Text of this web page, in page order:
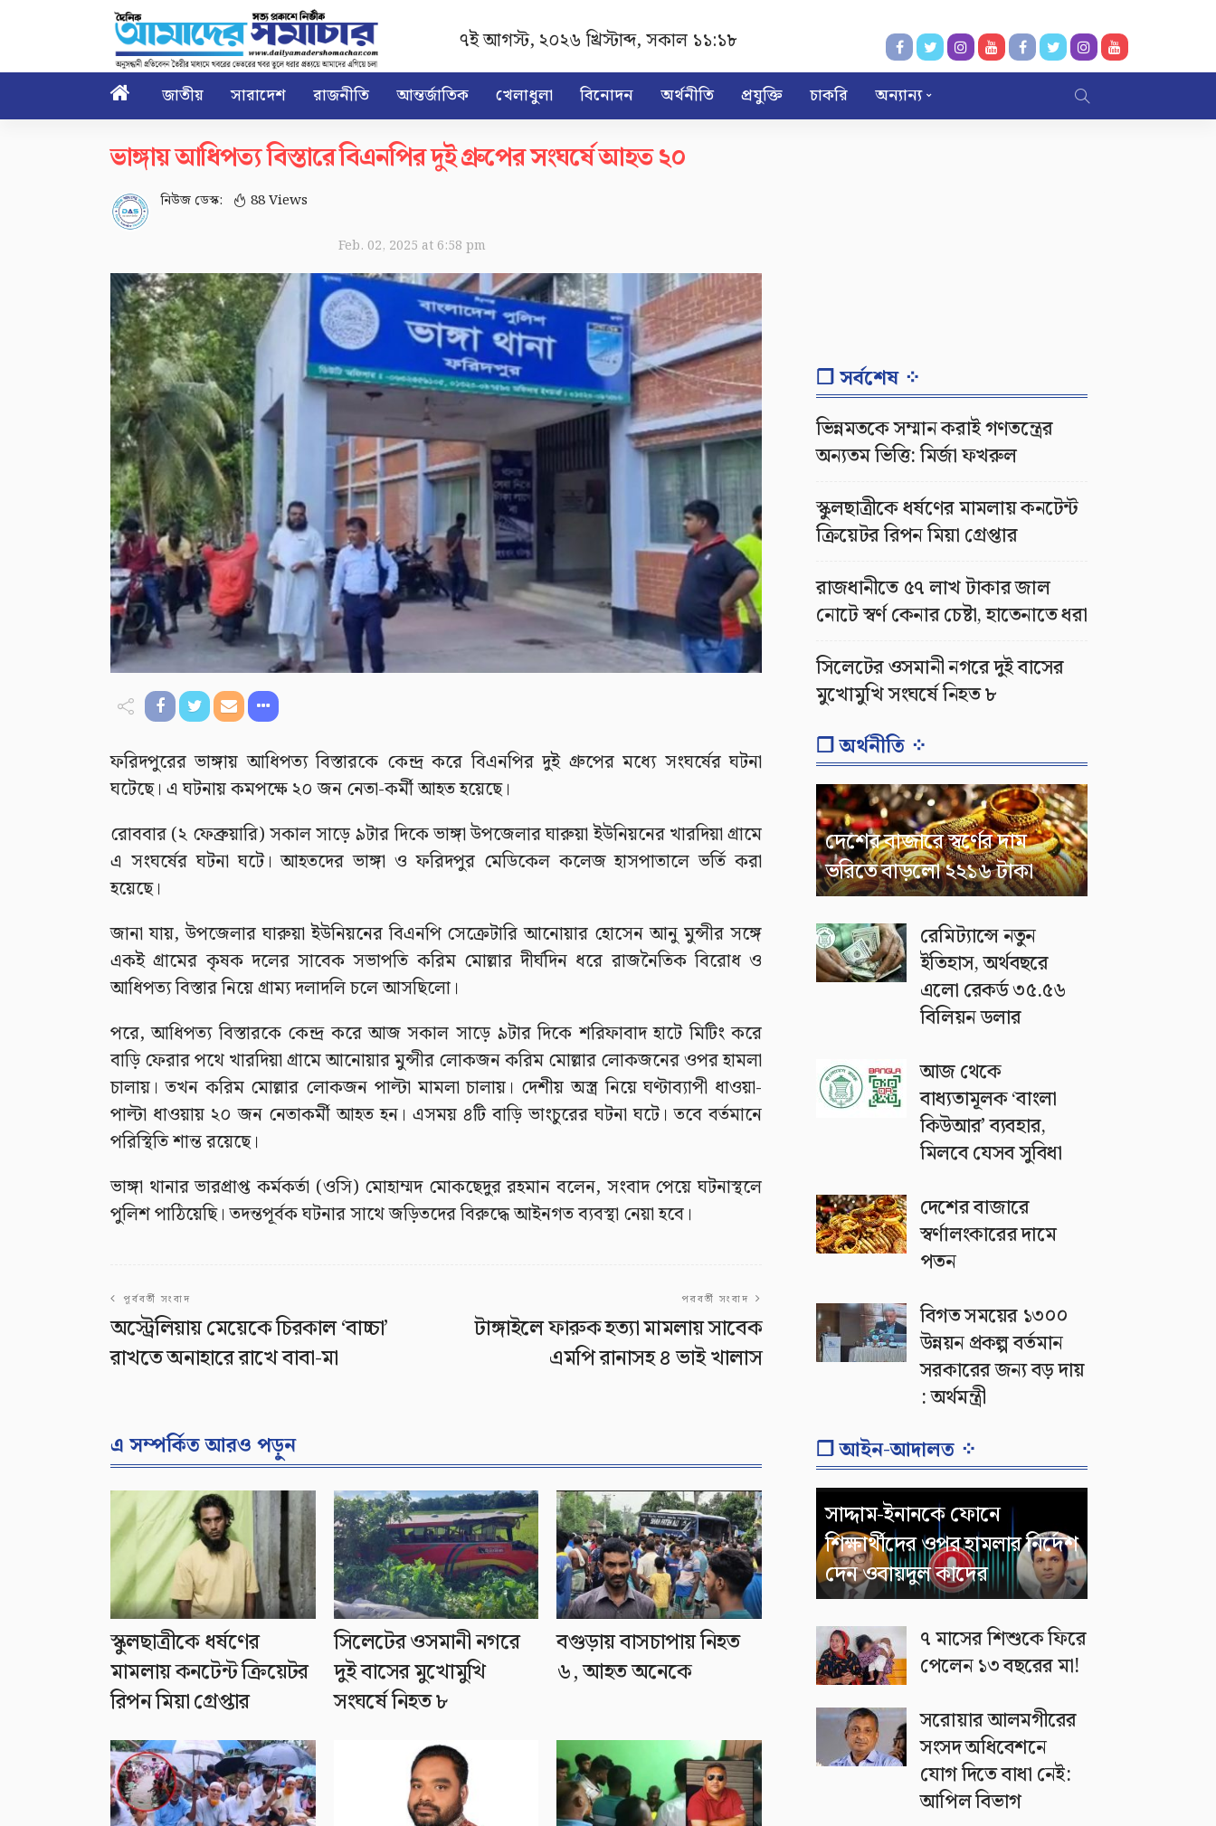
৭ই আগস্ট, ২০২৬ খ্রিস্টাব্দ,সকাল ১১:১৮
 জাতীয় সারাদেশ রাজনীতি আন্তর্জাতিক খেলাধুলা বিনোদন অর্থনীতি প্রযুক্তি চাকরি অন্যান্য
ভাঙ্গায় আধিপত্য বিস্তারে বিএনপির দুই গ্রুপের সংঘর্ষে আহত ২০
নিউজ ডেস্ক: 88 Views
Feb. 02, 2025 at 6:58 pm
ফরিদপুরের ভাঙ্গায় আধিপত্য বিস্তারকে কেন্দ্র করে বিএনপির দুই গ্রুপের মধ্যে সংঘর্ষের ঘটনা
ঘটেছে। এ ঘটনায় কমপক্ষে ২০ জন নেতা-কর্মী আহত হয়েছে।
রোববার (২ ফেব্রুয়ারি) সকাল সাড়ে ৯টার দিকে ভাঙ্গা উপজেলার ঘারুয়া ইউনিয়নের খারদিয়া গ্রামে
এ সংঘর্ষের ঘটনা ঘটে। আহতদের ভাঙ্গা ও ফরিদপুর মেডিকেল কলেজ হাসপাতালে ভর্তি করা
হয়েছে।
জানা যায়, উপজেলার ঘারুয়া ইউনিয়নের বিএনপি সেক্রেটারি আনোয়ার হোসেন আনু মুন্সীর সঙ্গে
একই গ্রামের কৃষক দলের সাবেক সভাপতি করিম মোল্লার দীর্ঘদিন ধরে রাজনৈতিক বিরোধ ও
আধিপত্য বিস্তার নিয়ে গ্রাম্য দলাদলি চলে আসছিলো।
পরে, আধিপত্য বিস্তারকে কেন্দ্র করে আজ সকাল সাড়ে ৯টার দিকে শরিফাবাদ হাটে মিটিং করে
বাড়ি ফেরার পথে খারদিয়া গ্রামে আনোয়ার মুন্সীর লোকজন করিম মোল্লার লোকজনের ওপর হামলা
চালায়। তখন করিম মোল্লার লোকজন পাল্টা মামলা চালায়। দেশীয় অস্ত্র নিয়ে ঘণ্টাব্যাপী ধাওয়া-
পাল্টা ধাওয়ায় ২০ জন নেতাকর্মী আহত হন। এসময় ৪টি বাড়ি ভাংচুরের ঘটনা ঘটে। তবে বর্তমানে
পরিস্থিতি শান্ত রয়েছে।
ভাঙ্গা থানার ভারপ্রাপ্ত কর্মকর্তা (ওসি) মোহাম্মদ মোকছেদুর রহমান বলেন, সংবাদ পেয়ে ঘটনাস্থলে
পুলিশ পাঠিয়েছি। তদন্তপূর্বক ঘটনার সাথে জড়িতদের বিরুদ্ধে আইনগত ব্যবস্থা নেয়া হবে।
পূর্ববর্তী সংবাদ
অস্ট্রেলিয়ায় মেয়েকে চিরকাল ‘বাচ্চা’
রাখতে অনাহারে রাখে বাবা-মা
পরবর্তী সংবাদ
টাঙ্গাইলে ফারুক হত্যা মামলায় সাবেক
এমপি রানাসহ ৪ ভাই খালাস
এ সম্পর্কিত আরও পড়ুন
স্কুলছাত্রীকে ধর্ষণের
মামলায় কনটেন্ট ক্রিয়েটর
রিপন মিয়া গ্রেপ্তার
সিলেটের ওসমানী নগরে
দুই বাসের মুখোমুখি
সংঘর্ষে নিহত ৮
বগুড়ায় বাসচাপায় নিহত
৬, আহত অনেকে
❐ সর্বশেষ ⁘
ভিন্নমতকে সম্মান করাই গণতন্ত্রের
অন্যতম ভিত্তি: মির্জা ফখরুল
স্কুলছাত্রীকে ধর্ষণের মামলায় কনটেন্ট
ক্রিয়েটর রিপন মিয়া গ্রেপ্তার
রাজধানীতে ৫৭ লাখ টাকার জাল
নোটে স্বর্ণ কেনার চেষ্টা, হাতেনাতে ধরা
সিলেটের ওসমানী নগরে দুই বাসের
মুখোমুখি সংঘর্ষে নিহত ৮
❐ অর্থনীতি ⁘
দেশের বাজারে স্বর্ণের দাম
ভরিতে বাড়লো ২২১৬ টাকা
রেমিট্যান্সে নতুন
ইতিহাস, অর্থবছরে
এলো রেকর্ড ৩৫.৫৬
বিলিয়ন ডলার
আজ থেকে
বাধ্যতামূলক ‘বাংলা
কিউআর’ ব্যবহার,
মিলবে যেসব সুবিধা
দেশের বাজারে
স্বর্ণালংকারের দামে
পতন
বিগত সময়ের ১৩০০
উন্নয়ন প্রকল্প বর্তমান
সরকারের জন্য বড় দায়
: অর্থমন্ত্রী
❐ আইন-আদালত ⁘
সাদ্দাম-ইনানকে ফোনে
শিক্ষার্থীদের ওপর হামলার নির্দেশ
দেন ওবায়দুল কাদের
৭ মাসের শিশুকে ফিরে
পেলেন ১৩ বছরের মা!
সরোয়ার আলমগীরের
সংসদ অধিবেশনে
যোগ দিতে বাধা নেই:
আপিল বিভাগ